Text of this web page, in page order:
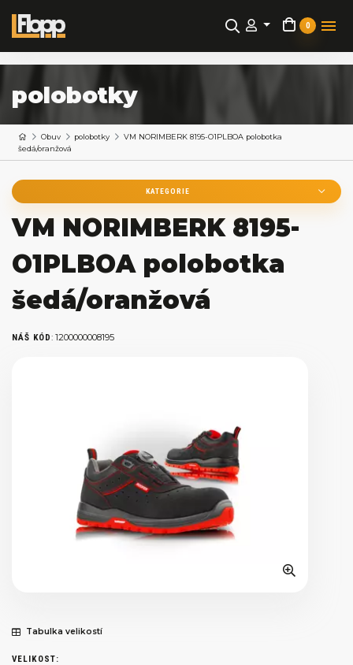
0
polobotky
Obuv polobotky
VM NORIMBERK 8195-O1PLBOA polobotka
šedá/oranžová
KATEGORIE
VM NORIMBERK 8195-
O1PLBOA polobotka
šedá/oranžová
NÁŠ KÓD: 1200000008195
Tabulka velikostí
VELIKOST: